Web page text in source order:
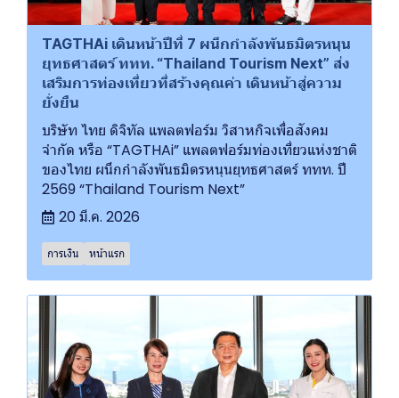
TAGTHAi เดินหน้าปีที่ 7 ผนึกกำลังพันธมิตรหนุน
ยุทธศาสตร์ ททท. “Thailand Tourism Next” ส่ง
เสริมการท่องเที่ยวที่สร้างคุณค่า เดินหน้าสู่ความ
ยั่งยืน
บริษัท ไทย ดิจิทัล แพลตฟอร์ม วิสาหกิจเพื่อสังคม
จำกัด หรือ “TAGTHAi” แพลตฟอร์มท่องเที่ยวแห่งชาติ
ของไทย ผนึกกำลังพันธมิตรหนุนยุทธศาสตร์ ททท. ปี
2569 “Thailand Tourism Next”
20 มี.ค. 2026
การเงิน หน้าแรก